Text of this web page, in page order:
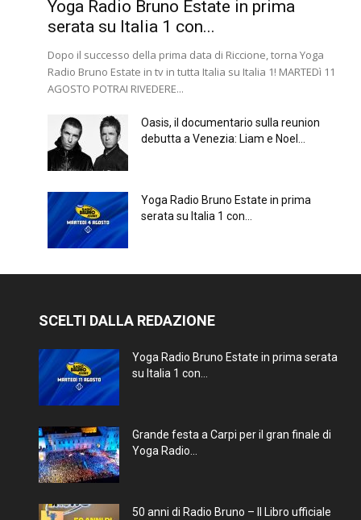
Yoga Radio Bruno Estate in prima
serata su Italia 1 con...
Dopo il successo della prima data di Riccione, torna Yoga
Radio Bruno Estate in tv in tutta Italia su Italia 1! MARTEDì 11
AGOSTO POTRAI RIVEDERE...
Oasis, il documentario sulla reunion
debutta a Venezia: Liam e Noel...
Yoga Radio Bruno Estate in prima
serata su Italia 1 con...
SCELTI DALLA REDAZIONE
Yoga Radio Bruno Estate in prima serata
su Italia 1 con...
Grande festa a Carpi per il gran finale di
Yoga Radio...
50 anni di Radio Bruno – Il Libro ufficiale